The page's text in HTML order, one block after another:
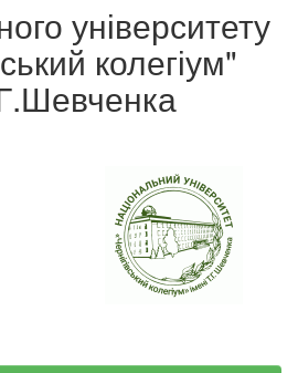
університету
колегіум"